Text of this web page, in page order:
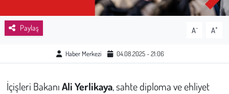
Paylaş A- A+
Haber Merkezi 04.08.2025 - 21:06
İçişleri BakanıAli Yerlikaya, sahte diploma ve ehliyet
Kültür Sanat
Bilim - Teknoloji